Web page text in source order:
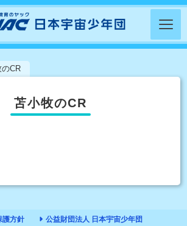
CR
苫小牧のCR
護方針 公益財団法人 日本宇宙少年団